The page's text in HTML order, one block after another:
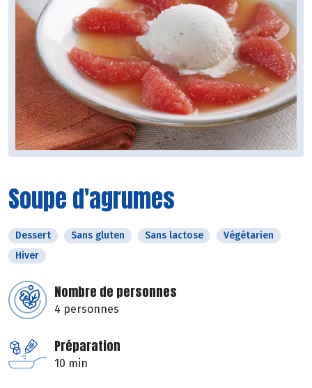
Soupe d'agrumes
Dessert Sans gluten Sans lactose
Végétarien
Hiver
Nombre de personnes
4 personnes
Préparation
10 min